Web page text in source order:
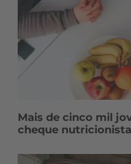
Mais de cinco mil
cheque